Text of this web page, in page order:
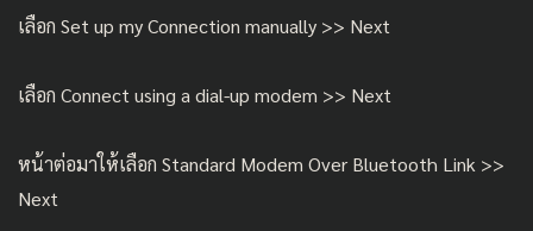
เลือก Set up my Connection manually >> Next
เลือก Connect using a dial-up modem >> Next
หน้าต่อมาให้เลือก Standard Modem Over Bluetooth Link >>
Next